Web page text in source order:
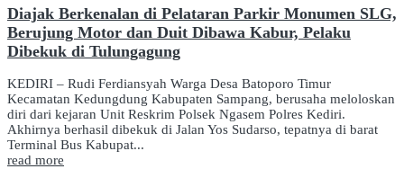
Diajak Berkenalan di Pelataran Parkir Monumen SLG,
Berujung Motor dan Duit Dibawa Kabur, Pelaku
Dibekuk di Tulungagung
KEDIRI – Rudi Ferdiansyah Warga Desa Batoporo Timur
Kecamatan Kedungdung Kabupaten Sampang, berusaha meloloskan
diri dari kejaran Unit Reskrim Polsek Ngasem Polres Kediri.
Akhirnya berhasil dibekuk di Jalan Yos Sudarso, tepatnya di barat
Terminal Bus Kabupat...
read more